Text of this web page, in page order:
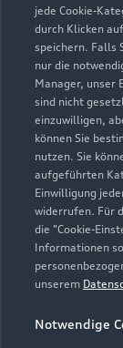
jede Cookie-
durch Klicken
speichern. Falls
nur die
Manager, unser
sind nicht
einzuwilligen,
können Sie
nutzen. Sie
aufgeführten
Einwilligung
widerrufen. Für
die "Cookie-
Informationen
unserem
Notwendige
Service